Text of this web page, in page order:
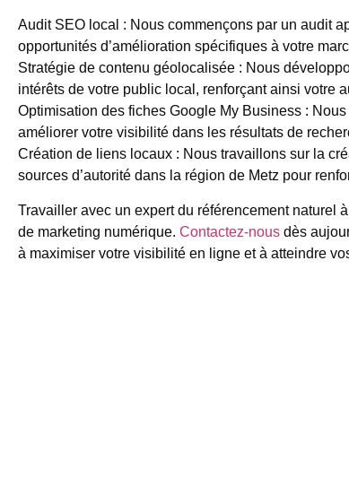
Audit SEO local : Nous commençons par un audit
opportunités d’amélioration spécifiques à votre
Stratégie de contenu géolocalisée : Nous
intérêts de votre public local, renforçant ainsi votre
Optimisation des fiches Google My Business :
améliorer votre visibilité dans les résultats de
Création de liens locaux : Nous travaillons sur la
sources d’autorité dans la région de Metz pour
Travailler avec un expert du référencement naturel
de marketing numérique. Contactez-nous dès
à maximiser votre visibilité en ligne et à atteindre